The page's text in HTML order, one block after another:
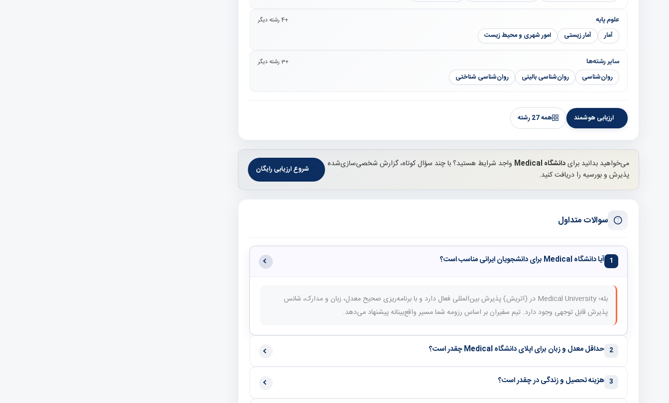
علوم پایه +4 رشته دیگر
آمار آمار زیستی امور شهری و محیط زیست
سایر رشته‌ها +3 رشته دیگر
روان‌شناسی روان‌شناسی بالینی روان‌شناسی شناختی
ارزیابی هوشمند همه 27 رشته
می‌خواهید بدانید برایدانشگاه Medical
واجد شرایط هستید؟ با چند سؤال کوتاه، گزارش شخصی‌سازی‌شده
پذیرش و بورسیه را دریافت کنید.
شروع ارزیابی رایگان
سوالات متداول
1 آیا دانشگاه Medical برای دانشجویان ایرانی مناسب است؟
بله؛ Medical University در (اتریش) پذیرش بین‌المللی فعال دارد و با برنامه‌ریزی صحیح معدل، زبان و مدارک، شانس
پذیرش قابل توجهی وجود دارد. تیم سفیران بر اساس رزومه شما مسیر واقع‌بینانه پیشنهاد می‌دهد.
2 حداقل معدل و زبان برای اپلای دانشگاه Medical چقدر است؟
3 هزینه تحصیل و زندگی در چقدر است؟